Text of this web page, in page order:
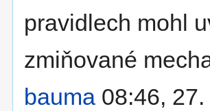
pravidlech mohl
zmiňované
bauma 08:46,